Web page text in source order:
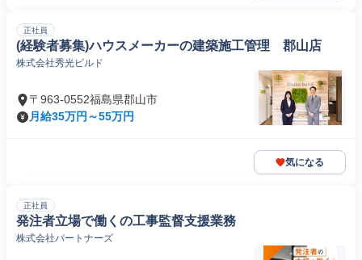
正社員
(経験者募集)ハウスメーカーの建築施工管理 郡山店
株式会社秀光ビルド
〒963-0552福島県郡山市
月給35万円～55万円
気になる
正社員
発注者立場で働くの工事監督支援業務
株式会社パートナーズ